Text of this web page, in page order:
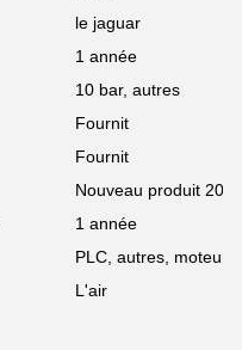
le jaguar
1 année
10 bar, autres
Fournit
Fournit
Nouveau produit 2023
1 année
PLC, autres, moteur,
L'air